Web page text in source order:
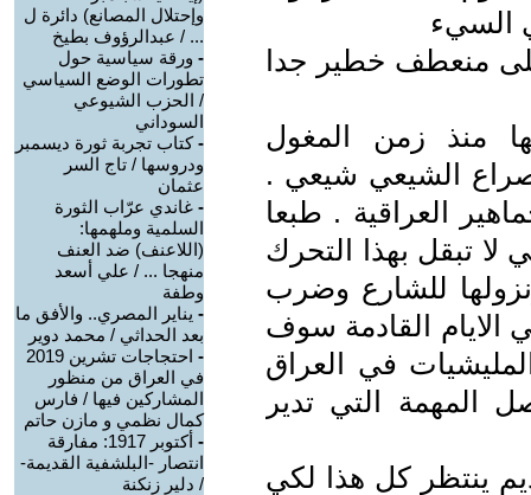
السيء
منعطف خطير جدا
منذ زمن المغول
الشيعي شيعي .
العراقية . طبعا
تبقل بهذا التحرك
للشارع وضرب
القادمة سوف
في العراق
المهمة التي تدير
ينتظر كل هذا لكي
وإحتلال المصانع) دائرة ل
... / عبدالرؤوف بطيخ
- ورقة سياسية حول
تطورات الوضع السياسي
/ الحزب الشيوعي
السوداني
-كتاب تجربة ثورة ديسمبر
ودروسها / تاج السر
عثمان
- غاندي عرّاب الثورة
السلمية وملهمها:
(اللاعنف) ضد العنف
منهجا ... / علي أسعد
وطفة
- يناير المصري.. والأفق ما
بعد الحداثي / محمد دوير
-
احتجاجات تشرين 2019
في العراق من منظور
المشاركين فيها / فارس
كمال نظمي و مازن حاتم
-
أكتوبر 1917: مفارقة
انتصار -البلشفية القديمة-
/ دلير زنكنة